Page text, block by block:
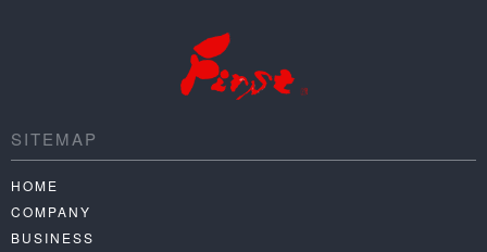
SITEMAP
HOME
COMPANY
BUSINESS